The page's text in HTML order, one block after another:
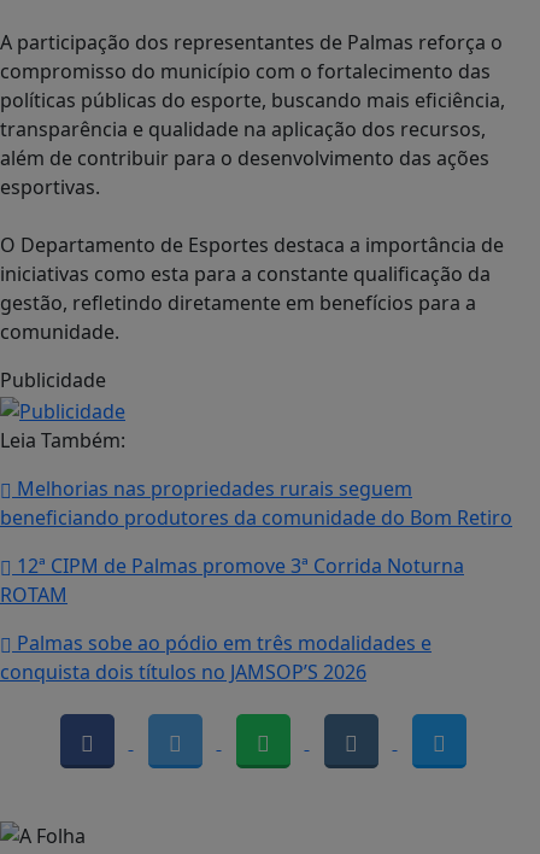
A participação dos representantes de Palmas reforça o
compromisso do município com o fortalecimento das
políticas públicas do esporte, buscando mais eficiência,
transparência e qualidade na aplicação dos recursos,
além de contribuir para o desenvolvimento das ações
esportivas.
O Departamento de Esportes destaca a importância de
iniciativas como esta para a constante qualificação da
gestão, refletindo diretamente em benefícios para a
comunidade.
Publicidade
Leia Também:
Melhorias nas propriedades rurais seguem
beneficiando produtores da comunidade do Bom Retiro
12ª CIPM de Palmas promove 3ª Corrida Noturna
ROTAM
Palmas sobe ao pódio em três modalidades e
conquista dois títulos no JAMSOP’S 2026